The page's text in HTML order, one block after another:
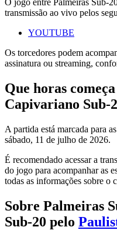
O jogo entre Palmeiras Sub-
transmissão ao vivo pelos
YOUTUBE
Os torcedores podem
assinatura ou streaming,
Que horas
Capivariano Sub-
A partida está marcada para
sábado, 11 de julho de 2026.
É recomendado acessar a
do jogo para acompanhar as
todas as informações sobre o
Sobre Palmeiras
Sub-20 pelo